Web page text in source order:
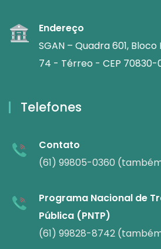
Endereço
SGAN – Quadra 601,
74 - Térreo - CEP 70830-
Telefones
Contato
(61) 99805-0360
Programa Nacional de
Pública (PNTP)
(61) 99828-8742